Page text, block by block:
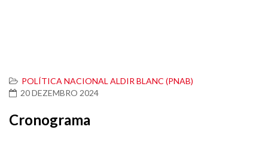
POLÍTICA NACIONAL ALDIR BLANC (PNAB)
20 DEZEMBRO 2024
Cronograma